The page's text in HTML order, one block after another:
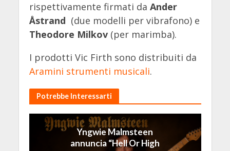
rispettivamente firmati da Ander
Åstrand (due modelli per vibrafono) e
Theodore Milkov(per marimba).
I prodotti Vic Firth sono distribuiti da
Aramini strumenti musicali.
Potrebbe Interessarti
Yngwie Malmsteen
annuncia “Hell Or High